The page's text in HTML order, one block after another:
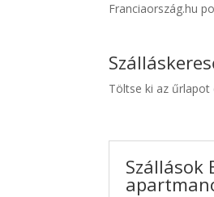
Repülőjegy
Autóbérlés
Franciaország.hu
Töltse ki az űrlapot
Szállások